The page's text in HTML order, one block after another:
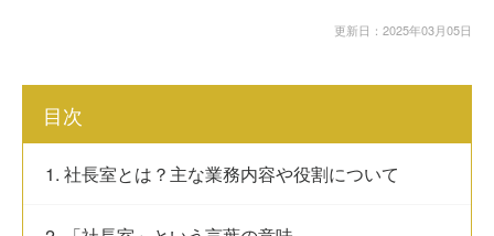
更新日：2025年03月05日
目次
1. 社長室とは？主な業務内容や役割について